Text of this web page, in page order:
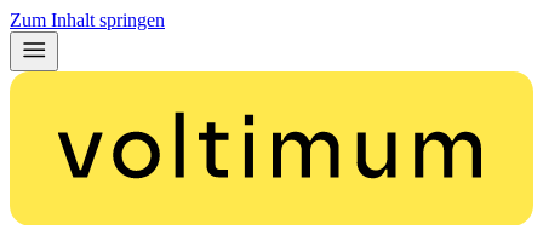
Zum Inhalt springen